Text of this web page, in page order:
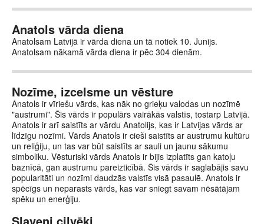
Anatols vārda diena
Anatolsam Latvijā ir vārda diena un tā notiek 10. Junijs.
Anatolsam nākamā vārda diena ir pēc 304 dienām.
Nozīme, izcelsme un vēsture
Anatols ir vīriešu vārds, kas nāk no grieķu valodas un nozīmē
"austrumi". Šis vārds ir populārs vairākās valstīs, tostarp Latvijā.
Anatols ir arī saistīts ar vārdu Anatolijs, kas ir Latvijas vārds ar
līdzīgu nozīmi. Vārds Anatols ir cieši saistīts ar austrumu kultūru
un reliģiju, un tas var būt saistīts ar sauli un jaunu sākumu
simboliku. Vēsturiski vārds Anatols ir bijis izplatīts gan katoļu
baznīcā, gan austrumu pareizticībā. Šis vārds ir saglabājis savu
popularitāti un nozīmi daudzās valstīs visā pasaulē. Anatols ir
spēcīgs un neparasts vārds, kas var sniegt savam nēsātājam
spēku un enerģiju.